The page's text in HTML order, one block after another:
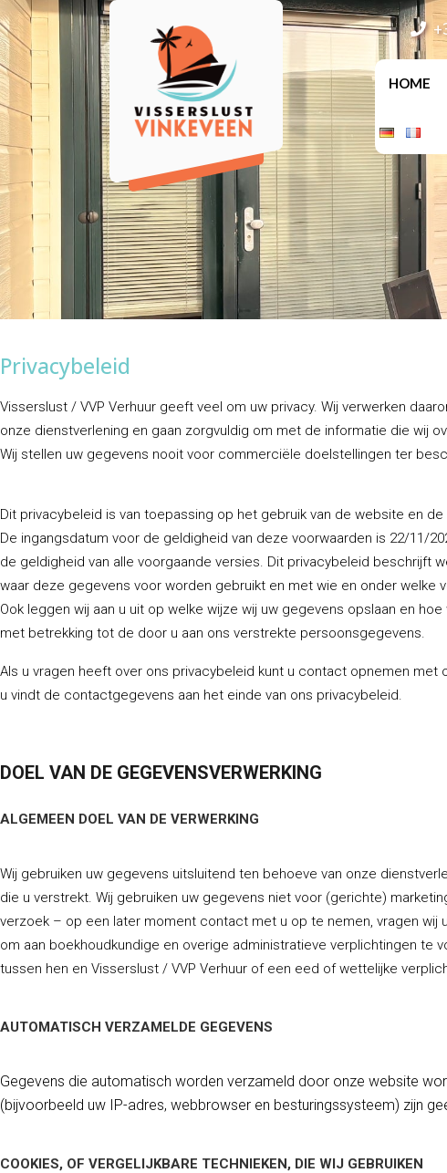
HOME
Privacybeleid
Visserslust / VVP Verhuur geeft veel om uw privacy. Wij verwerken
onze dienstverlening en gaan zorgvuldig om met de informatie die wij
Wij stellen uw gegevens nooit voor commerciële doelstellingen ter
Dit privacybeleid is van toepassing op het gebruik van de website en
De ingangsdatum voor de geldigheid van deze voorwaarden is 22/11/
de geldigheid van alle voorgaande versies. Dit privacybeleid beschrijft
waar deze gegevens voor worden gebruikt en met wie en onder
Ook leggen wij aan u uit op welke wijze wij uw gegevens opslaan en
met betrekking tot de door u aan ons verstrekte persoonsgegevens.
Als u vragen heeft over ons privacybeleid kunt u contact opnemen met
u vindt de contactgegevens aan het einde van ons privacybeleid.
DOEL VAN DE GEGEVENSVERWERKING
ALGEMEEN DOEL VAN DE VERWERKING
Wij gebruiken uw gegevens uitsluitend ten behoeve van onze
die u verstrekt. Wij gebruiken uw gegevens niet voor (gerichte)
verzoek – op een later moment contact met u op te nemen, vragen
om aan boekhoudkundige en overige administratieve verplichtingen
tussen hen en Visserslust / VVP Verhuur of een eed of wettelijke
AUTOMATISCH VERZAMELDE GEGEVENS
Gegevens die automatisch worden verzameld door onze website
(bijvoorbeeld uw IP-adres, webbrowser en besturingssysteem) zijn
COOKIES, OF VERGELIJKBARE TECHNIEKEN, DIE WIJ GEBRUIKEN